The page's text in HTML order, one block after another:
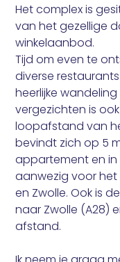
Het complex is
van het gezellige
winkelaanbod.
Tijd om even te
diverse
heerlijke
vergezichten is
loopafstand van
bevindt zich op 5
appartement en in
aanwezig voor
en Zwolle. Ook is
naar Zwolle (A28)
afstand.